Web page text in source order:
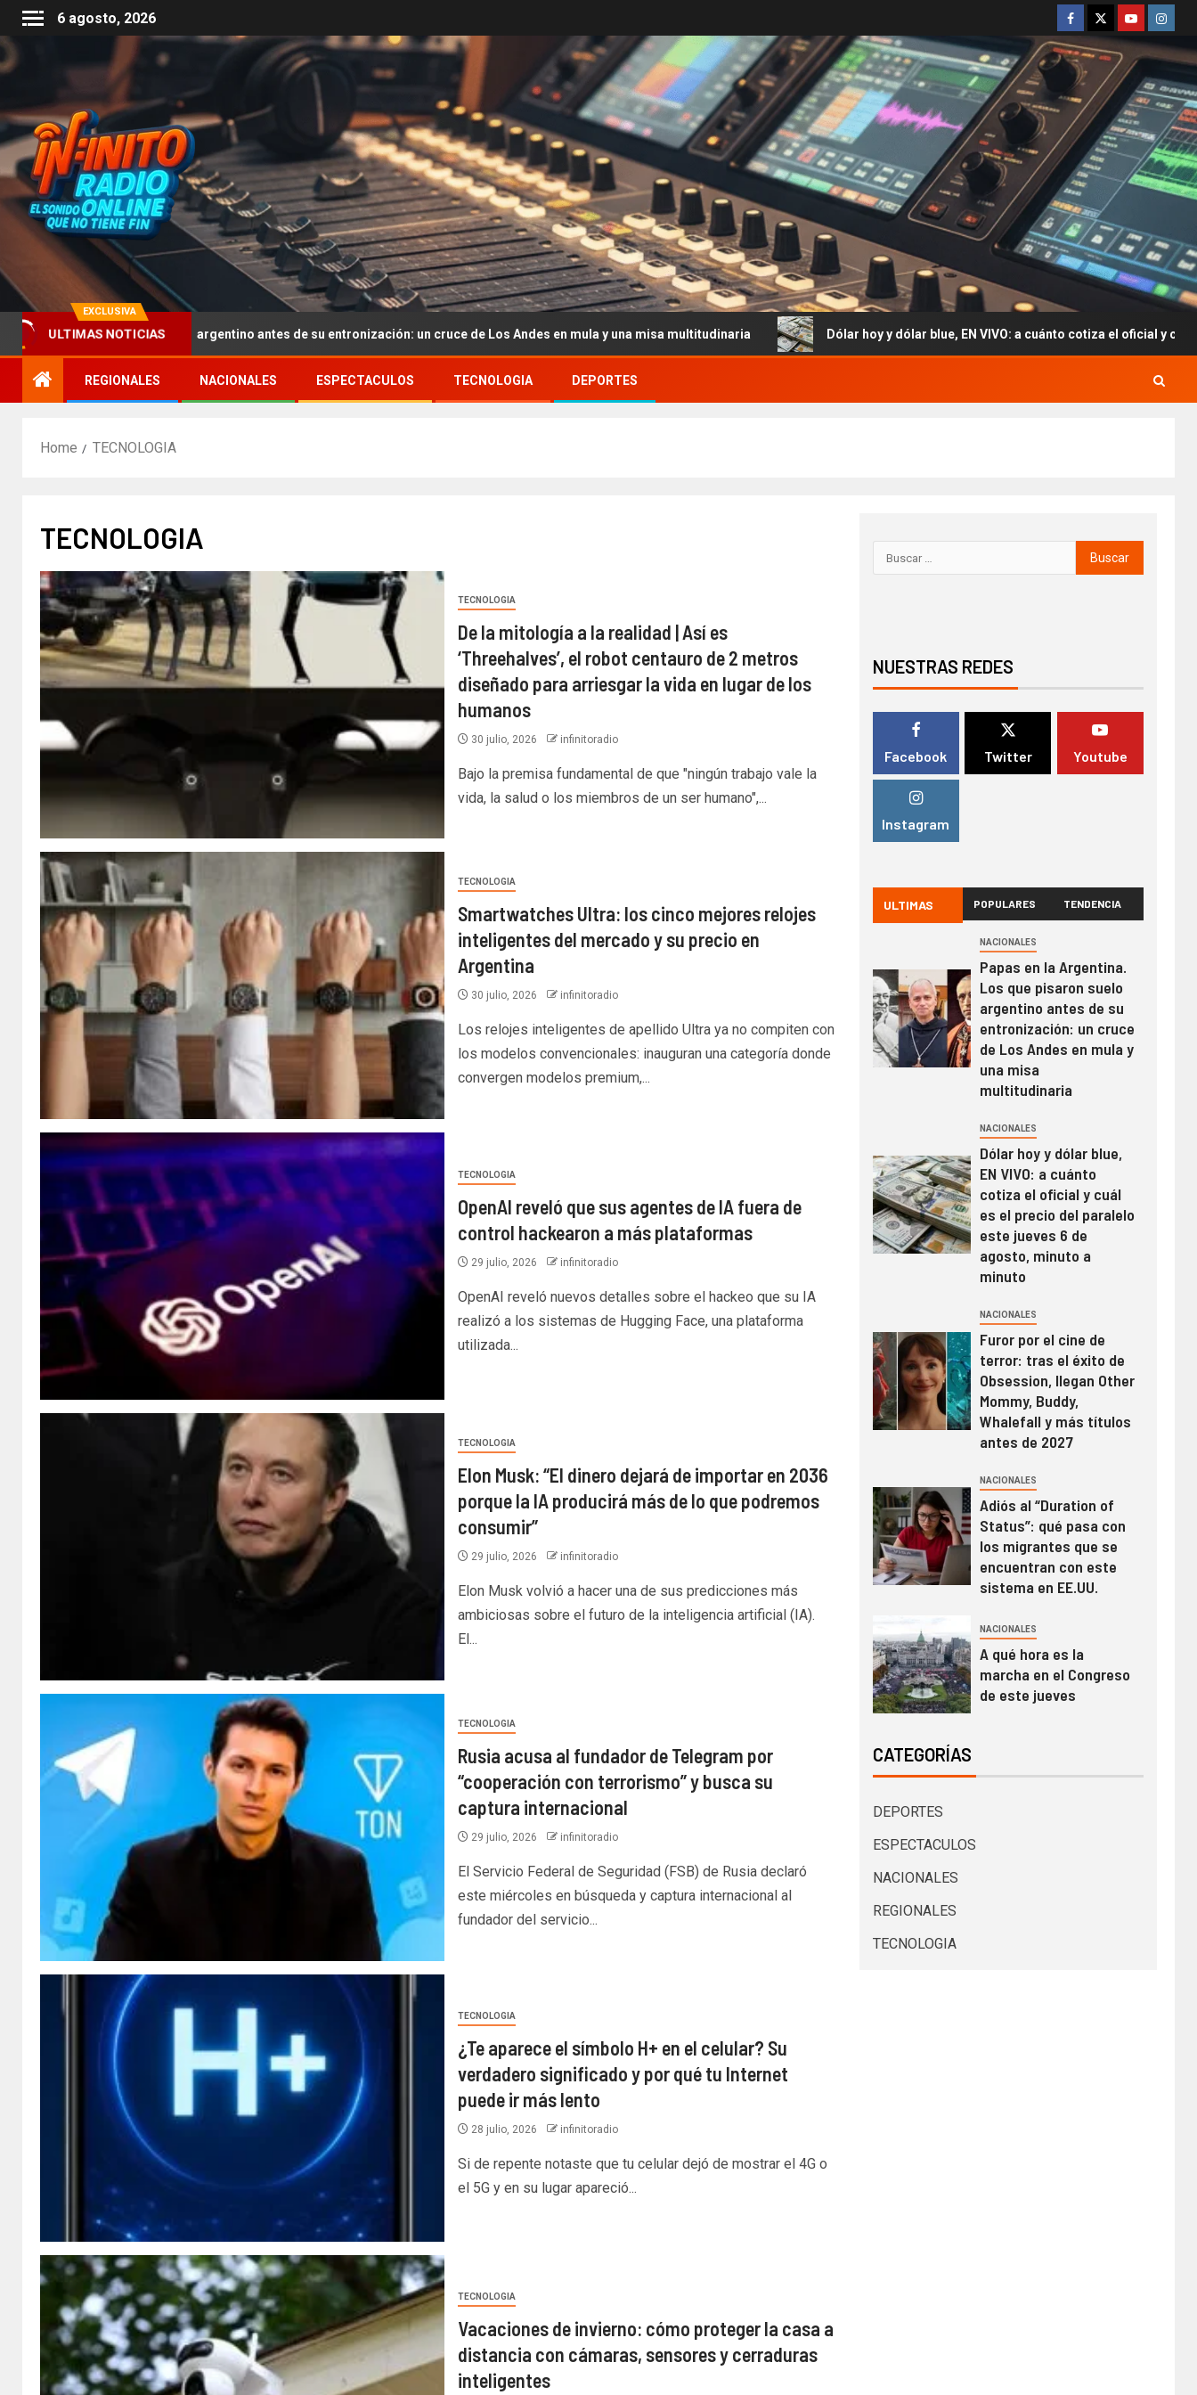
6 agosto, 2026
EXCLUSIVA
ULTIMAS NOTICIAS
suelo argentino antes de su entronización: un cruce de Los Andes en mula y una misa multitudinaria Dólar hoy y dólar blue, EN VIVO: a cuánto cotiza el oficial y cuál es el precio del
REGIONALES NACIONALES ESPECTACULOS TECNOLOGIA DEPORTES
Home TECNOLOGIA
TECNOLOGIA
TECNOLOGIA
De la mitología a la realidad | Así es
‘Threehalves’, el robot centauro de 2 metros
diseñado para arriesgar la vida en lugar de los
humanos
30 julio, 2026 infinitoradio
Bajo la premisa fundamental de que "ningún trabajo vale la
vida, la salud o los miembros de un ser humano",...
TECNOLOGIA
Smartwatches Ultra: los cinco mejores relojes
inteligentes del mercado y su precio en
Argentina
30 julio, 2026 infinitoradio
Los relojes inteligentes de apellido Ultra ya no compiten con
los modelos convencionales: inauguran una categoría donde
convergen modelos premium,...
TECNOLOGIA
OpenAI reveló que sus agentes de IA fuera de
control hackearon a más plataformas
29 julio, 2026 infinitoradio
OpenAI reveló nuevos detalles sobre el hackeo que su IA
realizó a los sistemas de Hugging Face, una plataforma
utilizada...
TECNOLOGIA
Elon Musk: “El dinero dejará de importar en 2036
porque la IA producirá más de lo que podremos
consumir”
29 julio, 2026 infinitoradio
Elon Musk volvió a hacer una de sus predicciones más
ambiciosas sobre el futuro de la inteligencia artificial (IA).
El...
TECNOLOGIA
Rusia acusa al fundador de Telegram por
“cooperación con terrorismo” y busca su
captura internacional
29 julio, 2026 infinitoradio
El Servicio Federal de Seguridad (FSB) de Rusia declaró
este miércoles en búsqueda y captura internacional al
fundador del servicio...
TECNOLOGIA
¿Te aparece el símbolo H+ en el celular? Su
verdadero significado y por qué tu Internet
puede ir más lento
28 julio, 2026 infinitoradio
Si de repente notaste que tu celular dejó de mostrar el 4G o
el 5G y en su lugar apareció...
TECNOLOGIA
Vacaciones de invierno: cómo proteger la casa a
distancia con cámaras, sensores y cerraduras
inteligentes
NUESTRAS REDES
Facebook Twitter Youtube
Instagram
ULTIMAS POPULARES TENDENCIA
NACIONALES
Papas en la Argentina.
Los que pisaron suelo
argentino antes de su
entronización: un cruce
de Los Andes en mula y
una misa
multitudinaria
NACIONALES
Dólar hoy y dólar blue,
EN VIVO: a cuánto
cotiza el oficial y cuál
es el precio del paralelo
este jueves 6 de
agosto, minuto a
minuto
NACIONALES
Furor por el cine de
terror: tras el éxito de
Obsession, llegan Other
Mommy, Buddy,
Whalefall y más títulos
antes de 2027
NACIONALES
Adiós al “Duration of
Status”: qué pasa con
los migrantes que se
encuentran con este
sistema en EE.UU.
NACIONALES
A qué hora es la
marcha en el Congreso
de este jueves
CATEGORÍAS
DEPORTES
ESPECTACULOS
NACIONALES
REGIONALES
TECNOLOGIA